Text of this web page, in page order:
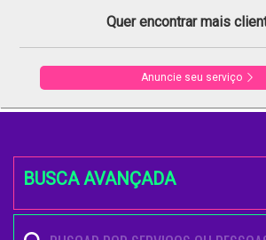
Quer encontrar mais
Anuncie seu serviço
BUSCA AVANÇADA